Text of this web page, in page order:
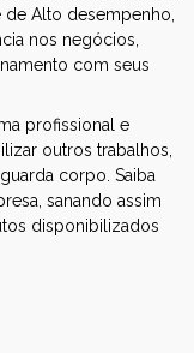
Alto desempenho,
nos negócios,
com seus
profissional e
outros trabalhos,
corpo. Saiba
sanando assim
disponibilizados